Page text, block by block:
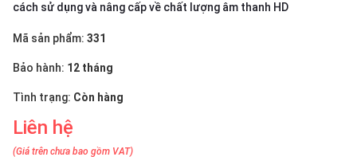
cách sử dụng và nâng cấp về chất lượng âm thanh HD
Mã sản phẩm: 331
Bảo hành: 12 tháng
Tình trạng: Còn hàng
Liên hệ
(Giá trên chưa bao gồm VAT)
hệ
Giới
Tiếng